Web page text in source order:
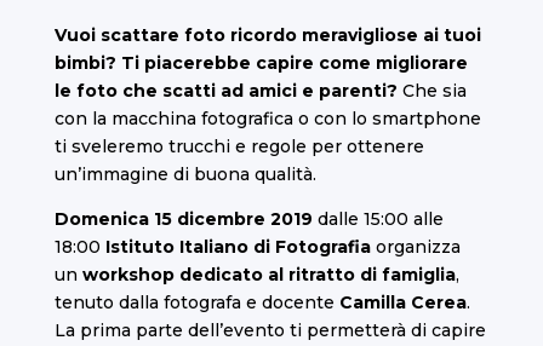
Vuoi scattare foto ricordo meravigliose ai tuoi
bimbi? Ti piacerebbe capire come migliorare
le foto che scatti ad amici e parenti? Che sia
con la macchina fotografica o con lo smartphone
ti sveleremo trucchi e regole per ottenere
un’immagine di buona qualità.
Domenica15 dicembre 2019 dalle 15:00 alle
18:00 Istituto Italiano di Fotografiaorganizza
un workshop dedicato al ritratto di famiglia,
tenuto dalla fotografa e docente Camilla Cerea.
La prima parte dell’evento ti permetterà di capire